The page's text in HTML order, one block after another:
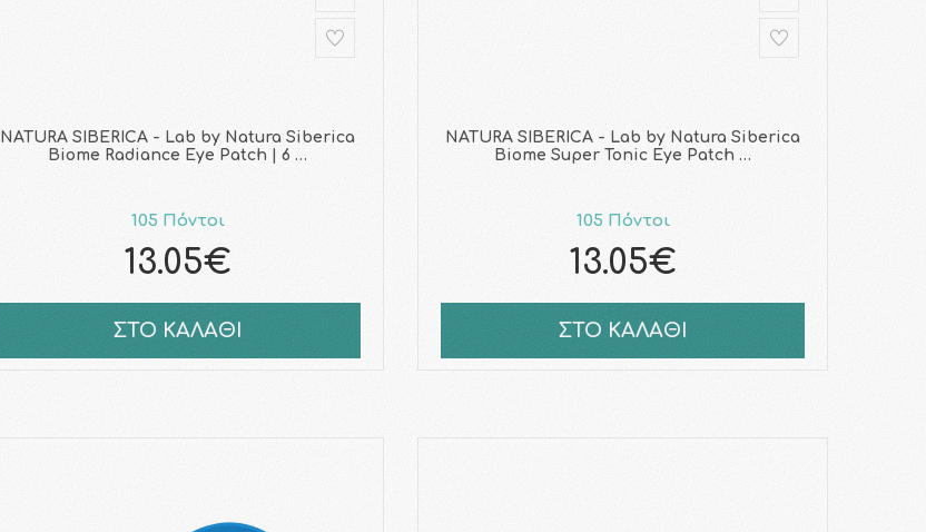
NATURA SIBERICA - Lab by Natura Siberica
Biome Radiance Eye Patch | 6 …
105 Πόντοι
13.05€
ΣΤΟ ΚΑΛΑΘΙ
NATURA SIBERICA - Lab by Natura Siberica
Biome Super Tonic Eye Patch …
105 Πόντοι
13.05€
ΣΤΟ ΚΑΛΑΘΙ